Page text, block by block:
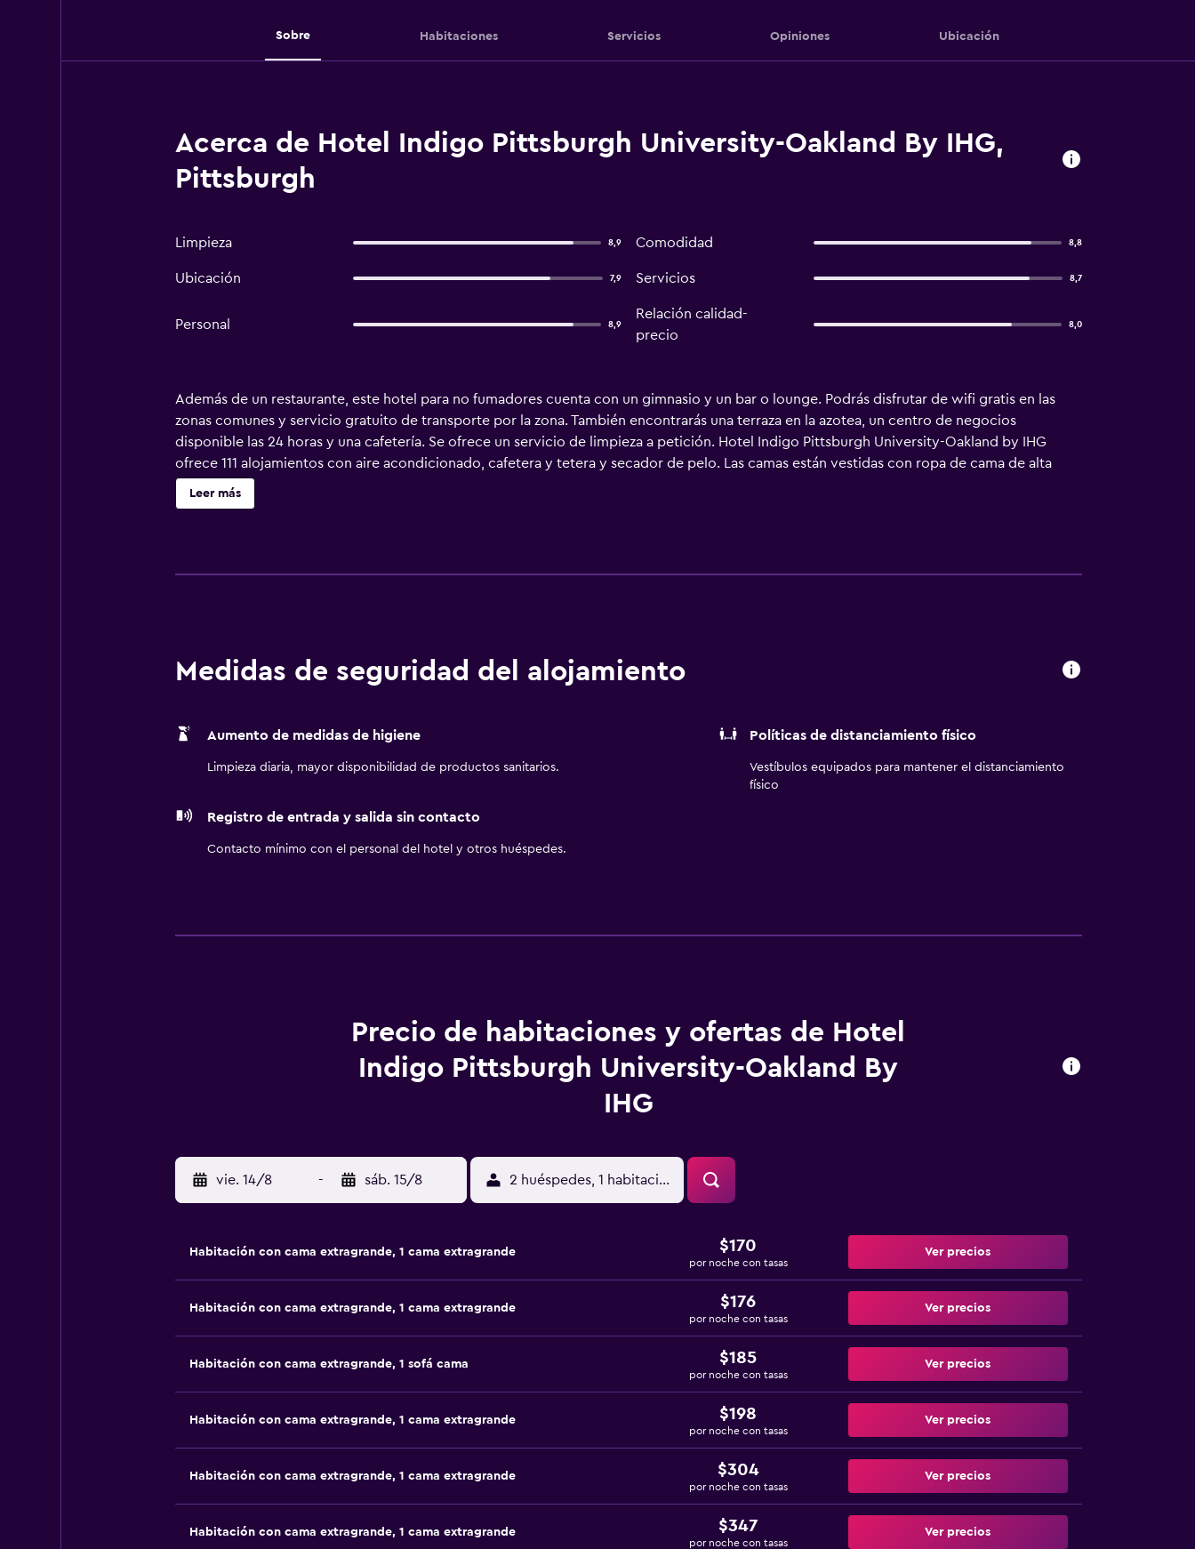
Sobre Habitaciones Servicios Opiniones Ubicación
Acerca de Hotel Indigo Pittsburgh University-Oakland By IHG,
Pittsburgh
Limpieza 8,9 Comodidad 8,8
Ubicación 7,9 Servicios 8,7
Personal 8,9
Relación calidad-
precio
8,0
Además de un restaurante, este hotel para no fumadores cuenta con un gimnasio y un bar o lounge. Podrás disfrutar de wifi gratis en las
zonas comunes y servicio gratuito de transporte por la zona. También encontrarás una terraza en la azotea, un centro de negocios
disponible las 24 horas y una cafetería. Se ofrece un servicio de limpieza a petición. Hotel Indigo Pittsburgh University-Oakland by IHG
ofrece 111 alojamientos con aire acondicionado, cafetera y tetera y secador de pelo. Las camas están vestidas con ropa de cama de alta
calidad. Se ofrece una televisión de pantalla plana de 43 pulgadas con canales digitales de suscripción. Los baños están equipados con
ducha con cabezal de ducha tipo lluvia y artículos de higiene personal gratuitos. Los huéspedes pueden navegar por la web gracias a
Leer más
Medidas de seguridad del alojamiento
Aumento de medidas de higiene
Limpieza diaria, mayor disponibilidad de productos sanitarios.
Políticas de distanciamiento físico
Vestíbulos equipados para mantener el distanciamiento
físico
Registro de entrada y salida sin contacto
Contacto mínimo con el personal del hotel y otros huéspedes.
Precio de habitaciones y ofertas de Hotel
Indigo Pittsburgh University-Oakland By
IHG
vie. 14/8 - sáb. 15/8 2 huéspedes, 1 habitación
Habitación con cama extragrande, 1 cama extragrande $170
por noche con tasas
Ver precios
Habitación con cama extragrande, 1 cama extragrande $176
por noche con tasas
Ver precios
Habitación con cama extragrande, 1 sofá cama $185
por noche con tasas
Ver precios
Habitación con cama extragrande, 1 cama extragrande $198
por noche con tasas
Ver precios
Habitación con cama extragrande, 1 cama extragrande $304
por noche con tasas
Ver precios
Habitación con cama extragrande, 1 cama extragrande $347
por noche con tasas
Ver precios